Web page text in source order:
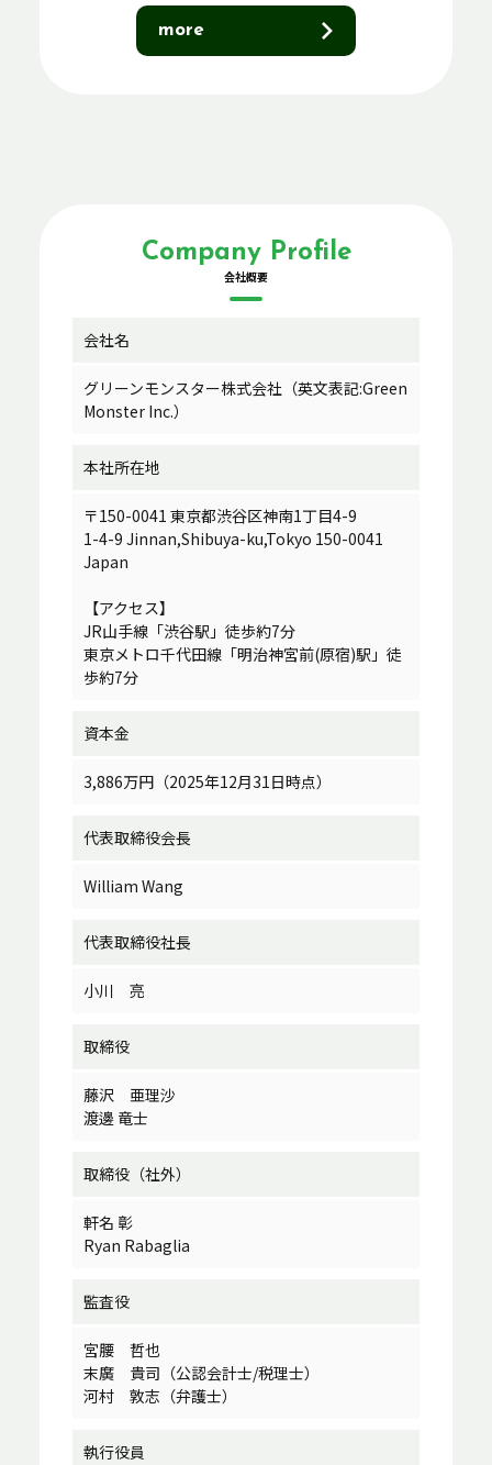
more
Company Profile
会社概要
会社名
グリーンモンスター株式会社（英文表記:Green
Monster Inc.）
本社所在地
〒150-0041 東京都渋谷区神南1丁目4-9
1-4-9 Jinnan,Shibuya-ku,Tokyo 150-0041
Japan
【アクセス】
JR山手線「渋谷駅」徒歩約7分
東京メトロ千代田線「明治神宮前(原宿)駅」徒
歩約7分
資本金
3,886万円（2025年12月31日時点）
代表取締役会長
William Wang
代表取締役社長
小川 亮
取締役
藤沢 亜理沙
渡邊 竜士
取締役（社外）
軒名 彰
Ryan Rabaglia
監査役
宮腰 哲也
末廣 貴司（公認会計士/税理士）
河村 敦志（弁護士）
執行役員